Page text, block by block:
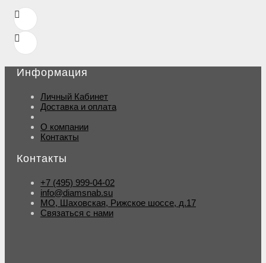
Информация
Личный Кабинет
Доставка и оплата
О компании
Контакты
Контакты
+7 (495) 999-04-02
info@diamsnab.su
МО, Шаховская, Рижское шоссе, д.17
Связаться с нами